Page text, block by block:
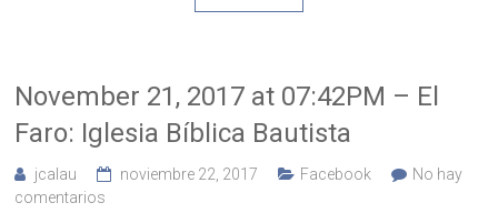
November 21, 2017 at 07:42PM – El
Faro: Iglesia Bíblica Bautista
jcalau noviembre 22, 2017 Facebook
No hay
comentarios